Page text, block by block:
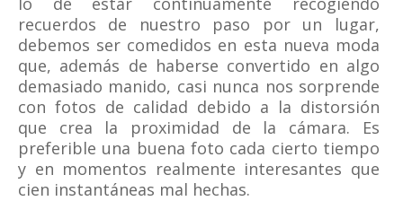
recuerdos de nuestro paso por un lugar,
debemos ser comedidos en esta nueva moda
que, además de haberse convertido en algo
demasiado manido, casi nunca nos sorprende
con fotos de calidad debido a la distorsión
que crea la proximidad de la cámara. Es
preferible una buena foto cada cierto tiempo
y en momentos realmente interesantes que
cien instantáneas mal hechas.